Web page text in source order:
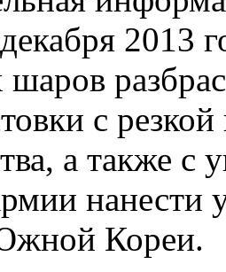
2013
с
а также с
нанести
Кореи.